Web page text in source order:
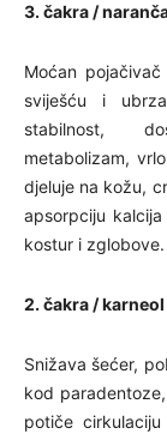
3. čakra /
Moćan
sviješću i
stabilnost,
metabolizam,
djeluje na kožu,
apsorpciju
kostur i
2. čakra / karneol
Snižava šećer,
kod
potiče